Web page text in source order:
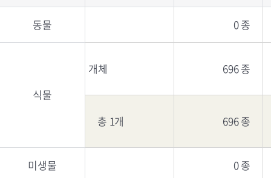
동물 0 종
식물
개체 696 종
총 1개 696 종
미생물 0 종